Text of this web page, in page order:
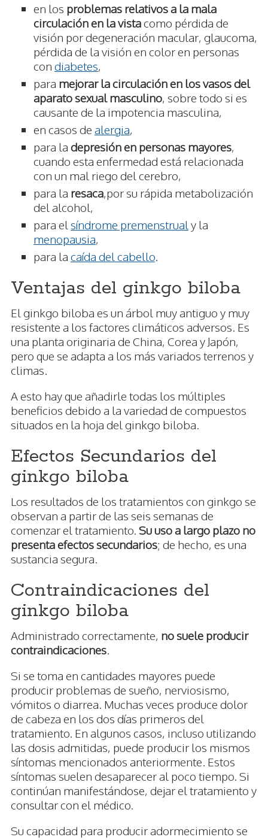
en los problemas relativos a la mala
circulación en la vistacomo pérdida de
visión por degeneración macular, glaucoma,
pérdida de la visión en color en personas
con diabetes,
para mejorar la circulación en los vasos del
aparato sexual masculino, sobre todo si es
causante de la impotencia masculina,
en casos de alergia,
para la depresión en personas mayores,
cuando esta enfermedad está relacionada
con un mal riego del cerebro,
para la resaca,por su rápida metabolización
del alcohol,
para el síndrome premenstrual y la
menopausia,
para la caída del cabello
Ventajas del ginkgo biloba
El ginkgo biloba es un árbol muy antiguo y muy
resistente a los factores climáticos adversos. Es
una planta originaria de China, Corea y Japón,
pero que se adapta a los más variados terrenos y
climas.
A esto hay que añadirle todas los múltiples
beneficios debido a la variedad de compuestos
situados en la hoja del ginkgo biloba.
Efectos Secundarios del
ginkgo biloba
Los resultados de los tratamientos con ginkgo se
observan a partir de las seis semanas de
comenzar el tratamiento. Su uso a largo plazo no
presenta efectos secundarios; de hecho, es una
sustancia segura.
Contraindicaciones del
ginkgo biloba
Administrado correctamente, no suele producir
contraindicaciones
Si se toma en cantidades mayores puede
producir problemas de sueño, nerviosismo,
vómitos o diarrea. Muchas veces produce dolor
de cabeza en los dos días primeros del
tratamiento. En algunos casos, incluso utilizando
las dosis admitidas, puede producir los mismos
síntomas mencionados anteriormente. Estos
síntomas suelen desaparecer al poco tiempo. Si
continúan manifestándose, dejar el tratamiento y
consultar con el médico.
Su capacidad para producir adormecimiento se